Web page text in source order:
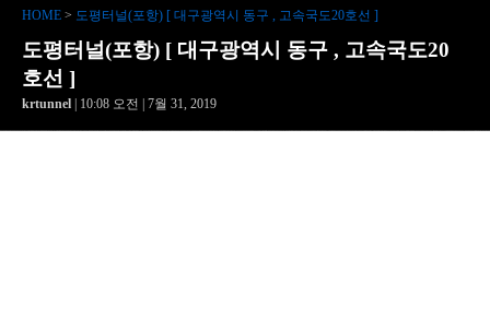
HOME > 도평터널(포항) [ 대구광역시 동구 , 고속국도20호선 ]
도평터널(포항) [ 대구광역시 동구 , 고속국도20
호선 ]
krtunnel | 10:08 오전 | 7월 31, 2019